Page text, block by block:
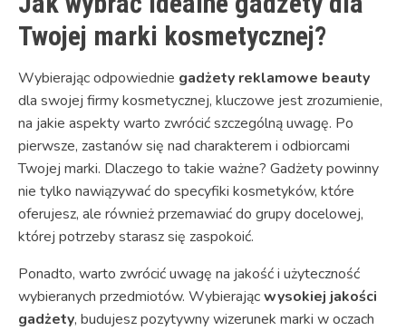
Twojej marki kosmetycznej?
Wybierając odpowiednie gadżety reklamowe beauty
dla swojej firmy kosmetycznej, kluczowe jest zrozumienie,
na jakie aspekty warto zwrócić szczególną uwagę. Po
pierwsze, zastanów się nad charakterem i odbiorcami
Twojej marki. Dlaczego to takie ważne? Gadżety powinny
nie tylko nawiązywać do specyfiki kosmetyków, które
oferujesz, ale również przemawiać do grupy docelowej,
której potrzeby starasz się zaspokoić.
Ponadto, warto zwrócić uwagę na jakość i użyteczność
wybieranych przedmiotów. Wybierającwysokiej jakości
gadżety, budujesz pozytywny wizerunek marki w oczach